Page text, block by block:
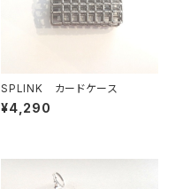
SPLINK カードケース
¥4,290